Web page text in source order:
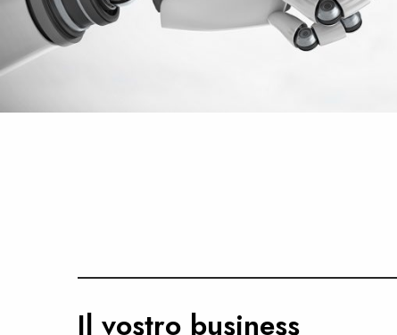
Il vostro business